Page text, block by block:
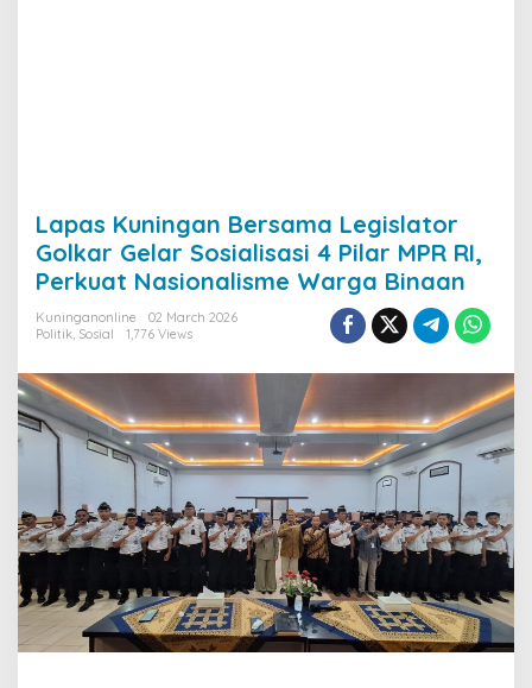
Lapas Kuningan Bersama Legislator
Golkar Gelar Sosialisasi 4 Pilar MPR RI,
Perkuat Nasionalisme Warga Binaan
Kuninganonline
02 March 2026
Politik, Sosial 1,776 Views